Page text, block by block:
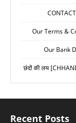
Our Terms &
Our Bank
छंदों की लय
Recent Posts